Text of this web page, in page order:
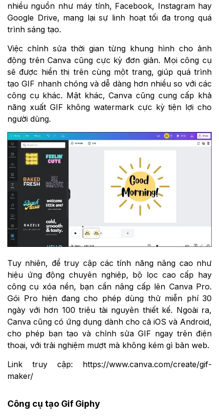
nhiều nguồn như máy tính, Facebook, Instagram hay
Google Drive, mang lại sự linh hoạt tối đa trong quá
trình sáng tạo.
Việc chỉnh sửa thời gian từng khung hình cho ảnh
động trên Canva cũng cực kỳ đơn giản. Mọi công cụ
sẽ được hiển thị trên cùng một trang, giúp quá trình
tạo GIF nhanh chóng và dễ dàng hơn nhiều so với các
công cụ khác. Mặt khác, Canva cũng cung cấp khả
năng xuất GIF không watermark cực kỳ tiện lợi cho
người dùng.
Tuy nhiên, để truy cập các tính năng nâng cao như
hiệu ứng động chuyên nghiệp, bộ lọc cao cấp hay
công cụ xóa nền, bạn cần nâng cấp lên Canva Pro.
Gói Pro hiện đang cho phép dùng thử miễn phí 30
ngày với hơn 100 triệu tài nguyên thiết kế. Ngoài ra,
Canva cũng có ứng dụng dành cho cả iOS và Android,
cho phép bạn tạo và chỉnh sửa GIF ngay trên điện
thoại, với trải nghiệm mượt mà không kém gì bản web.
Link truy cập: https://www.canva.com/create/gif-
maker/
Công cụ tạo Gif Giphy